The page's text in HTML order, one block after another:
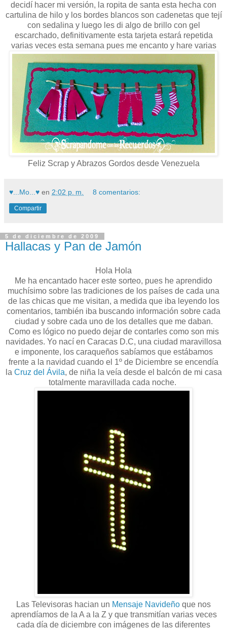
decidí hacer mi versión, la ropita de santa esta hecha con
cartulina de hilo y los bordes blancos son cadenetas que tejí
con sedalina y luego les di algo de brillo con gel
escarchado, definitivamente esta tarjeta estará repetida
varias veces esta semana pues me encanto y hare varias
Feliz Scrap y Abrazos Gordos desde Venezuela
♥...Mo...♥ en 2:02 p. m. 8 comentarios:
Compartir
5 de diciembre de 2009
Hallacas y Pan de Jamón
Hola Hola
Me ha encantado hacer este sorteo, pues he aprendido
muchísimo sobre las tradiciones de los países de cada una
de las chicas que me visitan, a medida que iba leyendo los
comentarios, también iba buscando información sobre cada
ciudad y sobre cada uno de los detalles que me daban.
Como es lógico no puedo dejar de contarles como son mis
navidades. Yo nací en Caracas D.C, una ciudad maravillosa
e imponente, los caraqueños sabíamos que estábamos
frente a la navidad cuando el 1º de Diciembre se encendía
la Cruz del Ávila, de niña la veía desde el balcón de mi casa
totalmente maravillada cada noche.
Las Televisoras hacian un Mensaje Navideño que nos
aprendíamos de la A a la Z y que transmitían varias veces
cada día de diciembre con imágenes de las diferentes